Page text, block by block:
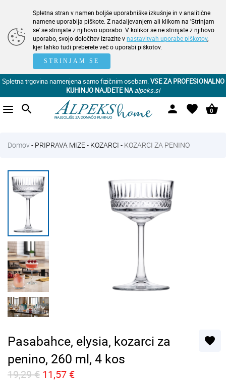
Spletna stran v namen boljše uporabniške izkušnje in v analitične
namene uporablja piškote. Z nadaljevanjem ali klikom na 'Strinjam
se' se strinjate z njihovo uporabo. V kolikor se ne strinjate z njihovo
uporabo, svojo določitev izrazite vnastavitvah uporabe piškotov,
kjer lahko tudi preberete več o uporabi piškotov.
STRINJAM SE
Spletna trgovina namenjena samo fizičnim osebam.VSE ZA PROFESIONALNO
KUHINJO NAJDETE NA alpeks.si
search person favorite shopping_basket
0
Domov- PRIPRAVA MIZE- KOZARCI - KOZARCI ZA PENINO
Pasabahce, elysia, kozarci za
penino, 260 ml, 4 kos
favorite
19,29 € 11,57 €